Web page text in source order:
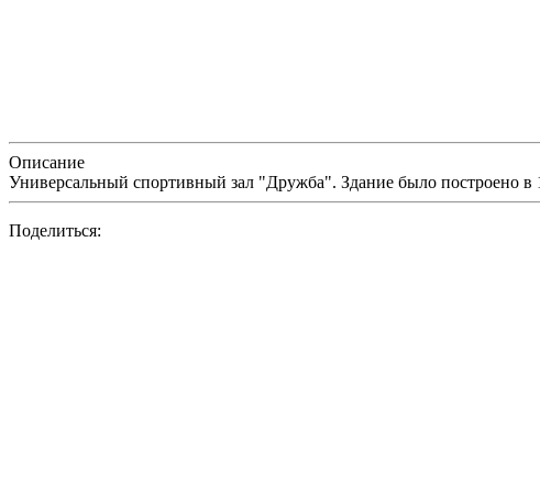
Описание
Универсальный спортивный зал "Дружба". Здание было построено
Поделиться: